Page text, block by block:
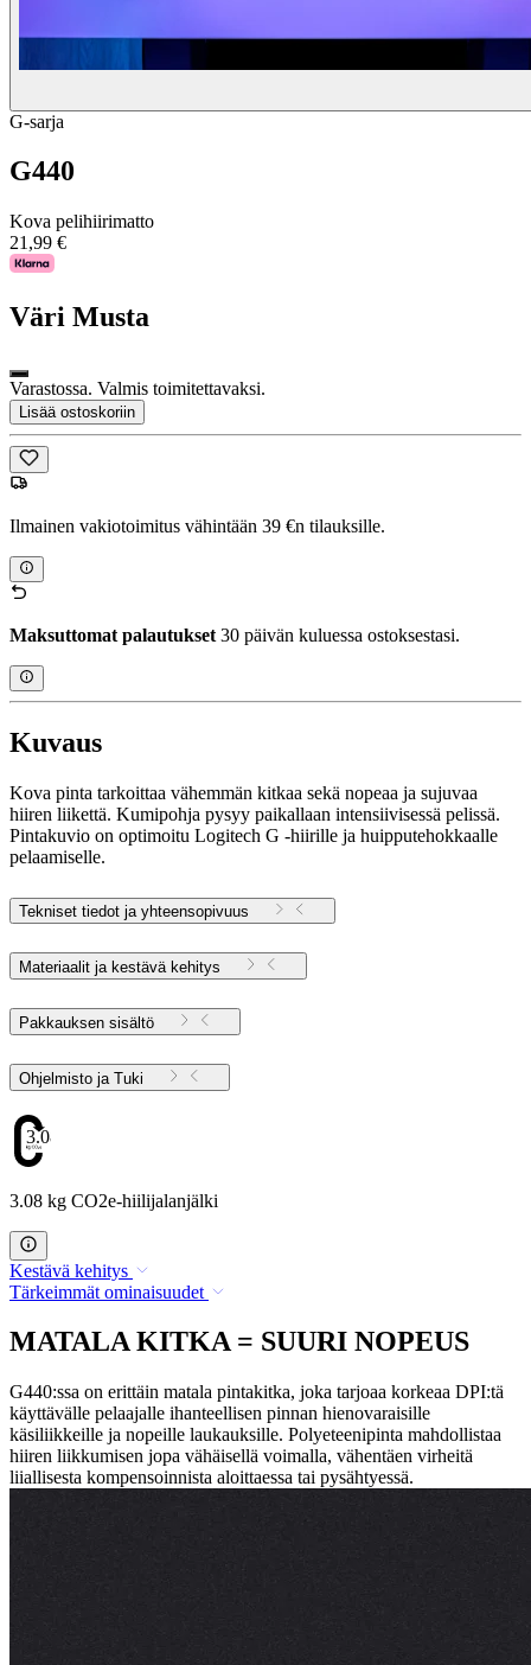
G-sarja
G440
Kova pelihiirimatto
21,99 €
Väri Musta
Varastossa. Valmis toimitettavaksi.
Lisää ostoskoriin
Ilmainen vakiotoimitus vähintään 39 €n tilauksille.
Maksuttomat palautukset 30 päivän kuluessa ostoksestasi.
Kuvaus
Kova pinta tarkoittaa vähemmän kitkaa sekä nopeaa ja sujuvaa
hiiren liikettä. Kumipohja pysyy paikallaan intensiivisessä pelissä.
Pintakuvio on optimoitu Logitech G ‑hiirille ja huipputehokkaalle
pelaamiselle.
Tekniset tiedot ja yhteensopivuus
Materiaalit ja kestävä kehitys
Pakkauksen sisältö
Ohjelmisto ja Tuki
3.08
3.08 kg CO2e-hiilijalanjälki
Kestävä kehitys
Tärkeimmät ominaisuudet
MATALA KITKA = SUURI NOPEUS
G440:ssa on erittäin matala pintakitka, joka tarjoaa korkeaa DPI:tä
käyttävälle pelaajalle ihanteellisen pinnan hienovaraisille
käsiliikkeille ja nopeille laukauksille. Polyeteenipinta mahdollistaa
hiiren liikkumisen jopa vähäisellä voimalla, vähentäen virheitä
liiallisesta kompensoinnista aloittaessa tai pysähtyessä.